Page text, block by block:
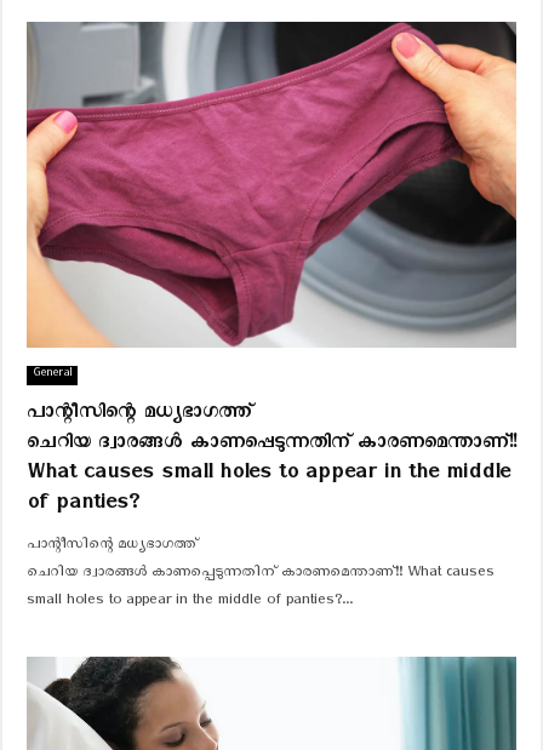
General
പാന്റീസിന്റെ മധ്യഭാഗത്ത്
ചെറിയ ദ്വാരങ്ങൾ കാണപ്പെടുന്നതിന് കാരണമെന്താണ്!!
What causes small holes to appear in the middle
of panties?
പാന്റീസിന്റെ മധ്യഭാഗത്ത്
ചെറിയ ദ്വാരങ്ങൾ കാണപ്പെടുന്നതിന് കാരണമെന്താണ്!! What causes
small holes to appear in the middle of panties?...